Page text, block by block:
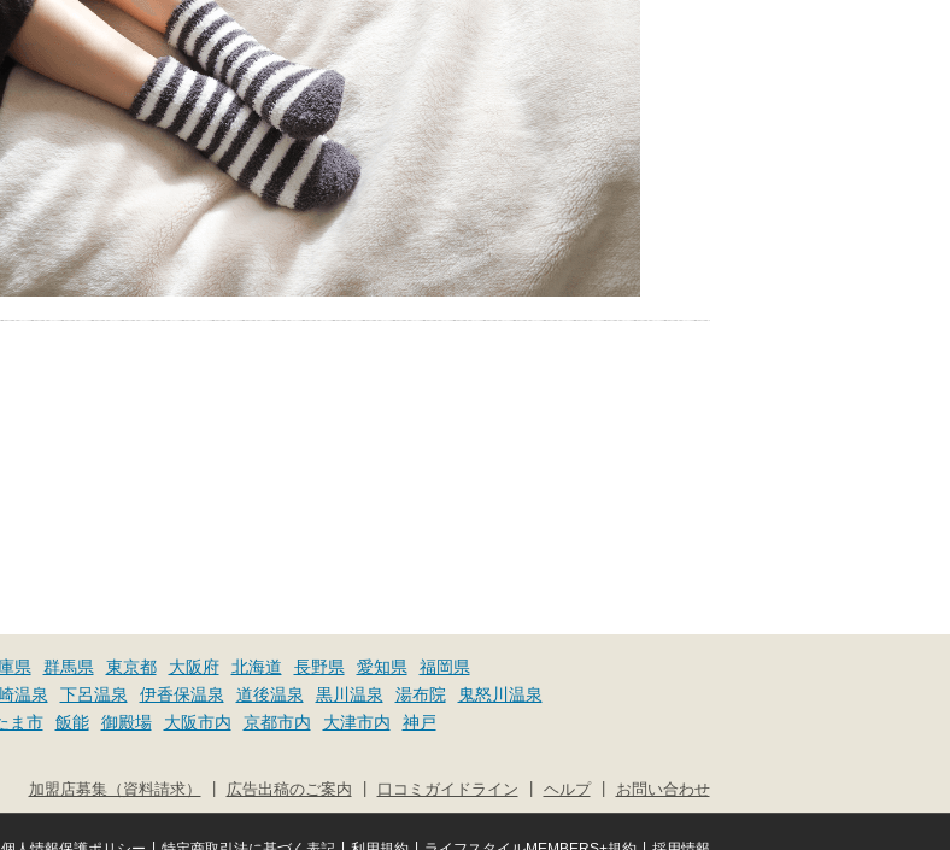
県 群馬県 東京都 大阪府 北海道 長野県 愛知県
福岡県
温泉 下呂温泉 伊香保温泉 道後温泉 黒川温泉 湯布院
鬼怒川温泉
ま市 飯能 御殿場 大阪市内 京都市内 大津市内
神戸
お問い合わせ
ヘルプ
口コミガイドライン
広告出稿のご案内
加盟店募集（資料請求）